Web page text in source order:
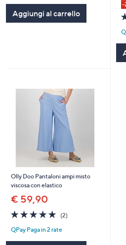
Aggiungi al carrello
-
Olly Doo Pantaloni ampi misto
viscosa con elastico
€ 59,90
5.0
of
5
(2)2
QPay Paga in 2 rate